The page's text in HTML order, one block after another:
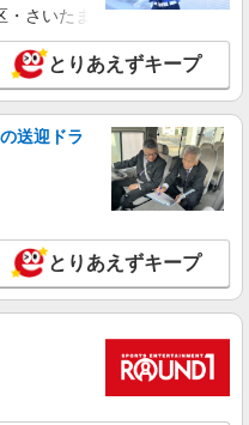
パニー
補助【アルバイト・パート】
制度：あり 年1回の評価によ
。 ※アルバイト賞与（寸
。勤続年数により金額UP。
ア千鳥町 （東京都大田区千鳥
詳細を見る
パニー
師（チーフ候補）【正社員】
さいたま市岩槻区・久喜市・
とりあえずキープ
送迎ドラ
とりあえずキープ